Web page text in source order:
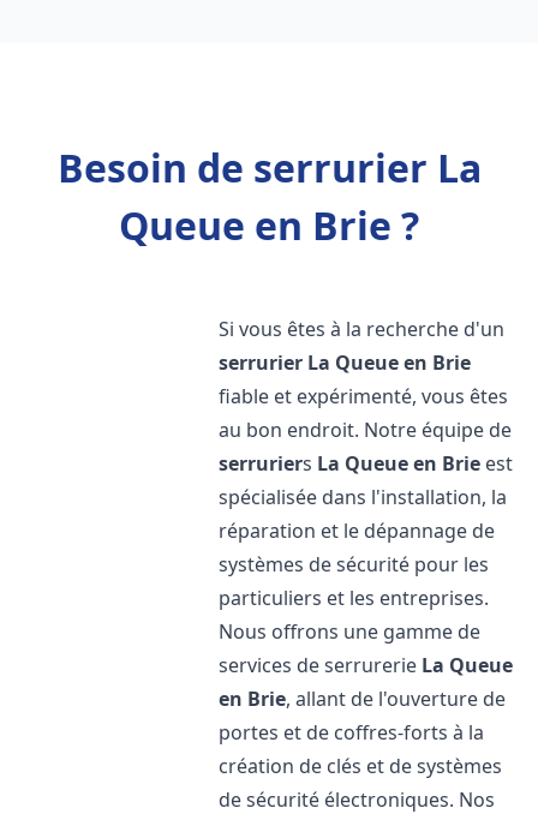
Besoin de serrurier La
Queue en Brie ?
Si vous êtes à la recherche d'un
serrurier La Queue en Brie
fiable et expérimenté, vous êtes
au bon endroit. Notre équipe de
serruriers La Queue en Brie est
spécialisée dans l'installation, la
réparation et le dépannage de
systèmes de sécurité pour les
particuliers et les entreprises.
Nous offrons une gamme de
services de serrurerie La Queue
en Brie, allant de l'ouverture de
portes et de coffres-forts à la
création de clés et de systèmes
de sécurité électroniques. Nos